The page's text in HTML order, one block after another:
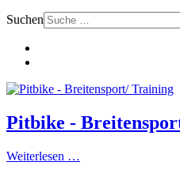
Suchen
Pitbike -
Weiterlesen …